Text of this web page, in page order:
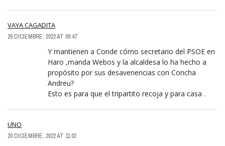
VAYA CAGADITA
20 DICIEMBRE, 2022 AT 09:47
Y mantienen a Conde cómo secretario del PSOE en
Haro ,manda Webos y la alcaldesa lo ha hecho a
propósito por sus desavenencias con Concha
Andreu?
Esto es para que el tripartito recoja y para casa .
UNO
20 DICIEMBRE, 2022 AT 11:02